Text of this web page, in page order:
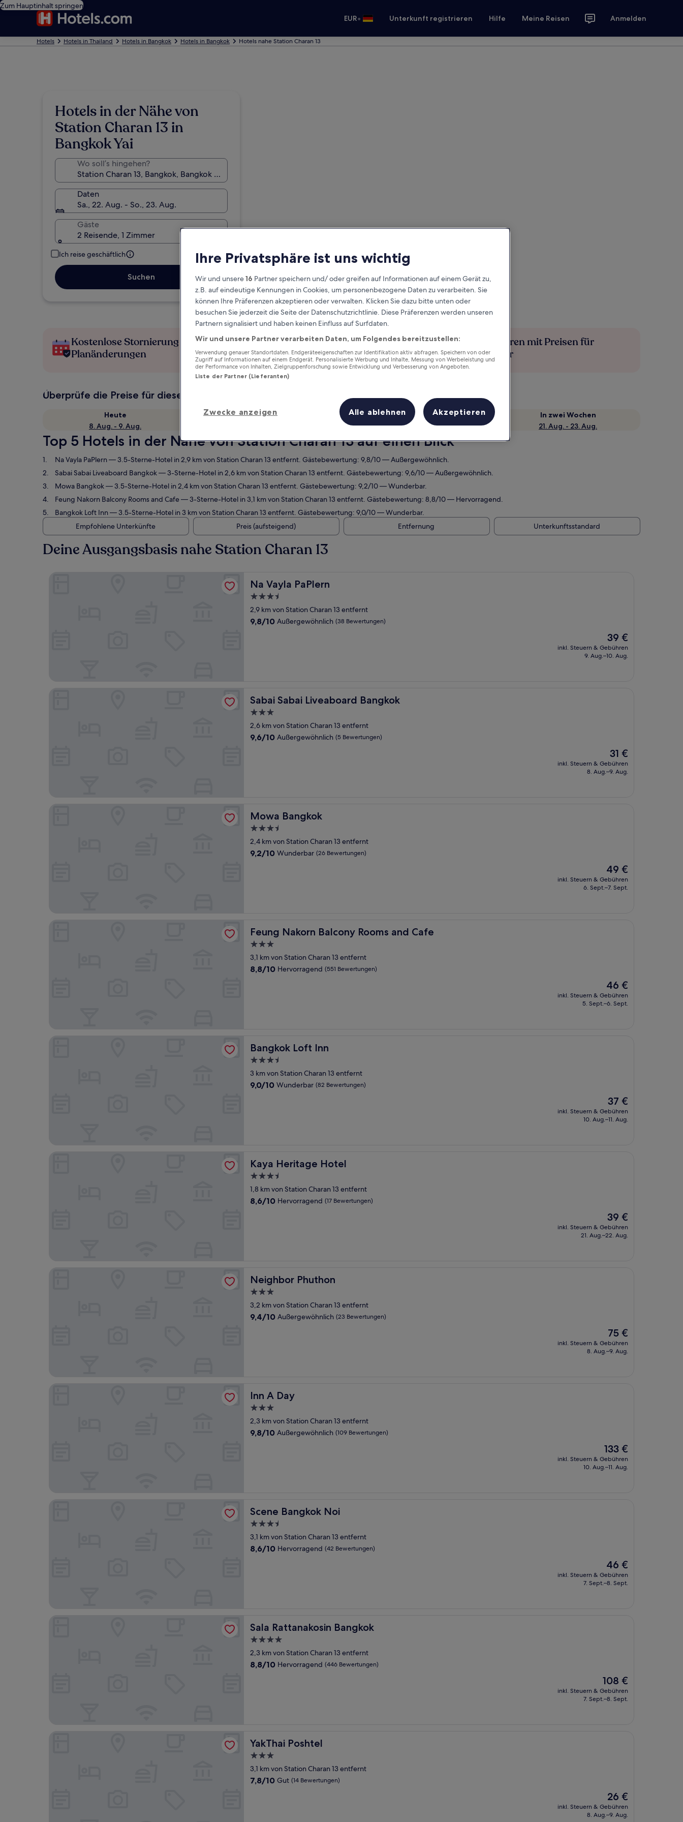
Zum Hauptinhalt springen
EUR• Unterkunft registrieren Hilfe Meine Reisen Anmelden
Hotels Hotels in Thailand Hotels in Bangkok Hotels in Bangkok Hotels nahe Station Charan 13
Hotels in der Nähe von
Station Charan 13 in
Bangkok Yai
Wo soll’s hingehen?
Daten
Sa., 22. Aug. - So., 23. Aug.
Gäste
2 Reisende, 1 Zimmer
Ich reise geschäftlich
Suchen
Kostenlose Stornierung bei
Planänderungen
Verdiene Prämien für jede
wahrgenommene Übernachtung
Mehr sparen mit Preisen für
Mitglieder
Überprüfe die Preise für diese Daten
Heute
8. Aug. - 9. Aug.
Morgen
Nächstes Wochenende
14. Aug. - 16. Aug.
In zwei Wochen
21. Aug. - 23. Aug.
Top 5 Hotels in der Nähe von Station Charan 13 auf einen Blick
Na Vayla PaPlern— 3.5-Sterne-Hotel in 2,9 km von Station Charan 13 entfernt. Gästebewertung: 9,8/10 — Außergewöhnlich.
Sabai Sabai Liveaboard Bangkok— 3-Sterne-Hotel in 2,6 km von Station Charan 13 entfernt. Gästebewertung: 9,6/10 — Außergewöhnlich.
Mowa Bangkok— 3.5-Sterne-Hotel in 2,4 km von Station Charan 13 entfernt. Gästebewertung: 9,2/10 — Wunderbar.
Feung Nakorn Balcony Rooms and Cafe— 3-Sterne-Hotel in 3,1 km von Station Charan 13 entfernt. Gästebewertung: 8,8/10 — Hervorragend.
Bangkok Loft Inn— 3.5-Sterne-Hotel in 3 km von Station Charan 13 entfernt. Gästebewertung: 9,0/10 — Wunderbar.
Empfohlene Unterkünfte
Preis (aufsteigend) Entfernung Unterkunftsstandard
Deine Ausgangsbasis nahe Station Charan 13
Na Vayla PaPlern
Na Vayla PaPlern
3.5-
Sterne-
Unterkunft
2,9 km von Station Charan 13 entfernt
9.8
9,8/10 Außergewöhnlich (38 Bewertungen)
Der
Preis
beträgt
39 €
inkl. Steuern & Gebühren
9. Aug.–10. Aug.
Sabai Sabai Liveaboard Bangkok
Sabai Sabai Liveaboard Bangkok
3.0-
Sterne-
Unterkunft
2,6 km von Station Charan 13 entfernt
9.6
9,6/10 Außergewöhnlich (5 Bewertungen)
Der
Preis
beträgt
31 €
inkl. Steuern & Gebühren
8. Aug.–9. Aug.
Mowa Bangkok
Mowa Bangkok
3.5-
Sterne-
Unterkunft
2,4 km von Station Charan 13 entfernt
9.2
9,2/10 Wunderbar (26 Bewertungen)
Der
Preis
beträgt
49 €
inkl. Steuern & Gebühren
6. Sept.–7. Sept.
Feung Nakorn Balcony Rooms and Cafe
Feung Nakorn Balcony Rooms and Cafe
3.0-
Sterne-
Unterkunft
3,1 km von Station Charan 13 entfernt
8.8
8,8/10 Hervorragend (551 Bewertungen)
Der
Preis
beträgt
46 €
inkl. Steuern & Gebühren
5. Sept.–6. Sept.
Bangkok Loft Inn
Bangkok Loft Inn
3.5-
Sterne-
Unterkunft
3 km von Station Charan 13 entfernt
9.0
9,0/10 Wunderbar (82 Bewertungen)
Der
Preis
beträgt
37 €
inkl. Steuern & Gebühren
10. Aug.–11. Aug.
Kaya Heritage Hotel
Kaya Heritage Hotel
3.5-
Sterne-
Unterkunft
1,8 km von Station Charan 13 entfernt
8.6
8,6/10 Hervorragend (17 Bewertungen)
Der
Preis
beträgt
39 €
inkl. Steuern & Gebühren
21. Aug.–22. Aug.
Neighbor Phuthon
Neighbor Phuthon
3.0-
Sterne-
Unterkunft
3,2 km von Station Charan 13 entfernt
9.4
9,4/10 Außergewöhnlich (23 Bewertungen)
Der
Preis
beträgt
75 €
inkl. Steuern & Gebühren
8. Aug.–9. Aug.
Inn A Day
Inn A Day
3.0-
Sterne-
Unterkunft
2,3 km von Station Charan 13 entfernt
9.8
9,8/10 Außergewöhnlich (109 Bewertungen)
Der
Preis
beträgt
133 €
inkl. Steuern & Gebühren
10. Aug.–11. Aug.
Scene Bangkok Noi
Scene Bangkok Noi
3.5-
Sterne-
Unterkunft
3,1 km von Station Charan 13 entfernt
8.6
8,6/10 Hervorragend (42 Bewertungen)
Der
Preis
beträgt
46 €
inkl. Steuern & Gebühren
7. Sept.–8. Sept.
Sala Rattanakosin Bangkok
Sala Rattanakosin Bangkok
4.0-
Sterne-
Unterkunft
2,3 km von Station Charan 13 entfernt
8.8
8,8/10 Hervorragend (446 Bewertungen)
Der
Preis
beträgt
108 €
inkl. Steuern & Gebühren
7. Sept.–8. Sept.
YakThai Poshtel
YakThai Poshtel
3.0-
Sterne-
Unterkunft
3,1 km von Station Charan 13 entfernt
7.8
7,8/10 Gut (14 Bewertungen)
Der
Preis
beträgt
26 €
inkl. Steuern & Gebühren
8. Aug.–9. Aug.
Ihre Privatsphäre ist uns wichtig
Wir und unsere16 Partner speichern und/ oder greifen auf Informationen auf einem Gerät zu,
z.B. auf eindeutige Kennungen in Cookies, um personenbezogene Daten zu verarbeiten. Sie
können Ihre Präferenzen akzeptieren oder verwalten. Klicken Sie dazu bitte unten oder
besuchen Sie jederzeit die Seite der Datenschutzrichtlinie. Diese Präferenzen werden unseren
Partnern signalisiert und haben keinen Einfluss auf Surfdaten.
Wir und unsere Partner verarbeiten Daten, um Folgendes bereitzustellen:
Verwendung genauer Standortdaten. Endgeräteeigenschaften zur Identifikation aktiv abfragen. Speichern von oder
Zugriff auf Informationen auf einem Endgerät. Personalisierte Werbung und Inhalte, Messung von Werbeleistung und
der Performance von Inhalten, Zielgruppenforschung sowie Entwicklung und Verbesserung von Angeboten.
Liste der Partner (Lieferanten)
Zwecke anzeigen Alle ablehnen Akzeptieren